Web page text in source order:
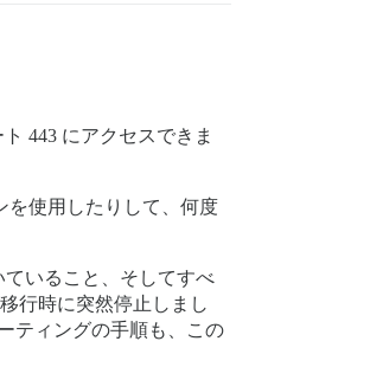
443 にアクセスできま
を使用したりして、何度
いること、そしてすべ
行時に突然停止しまし
ティングの手順も、この